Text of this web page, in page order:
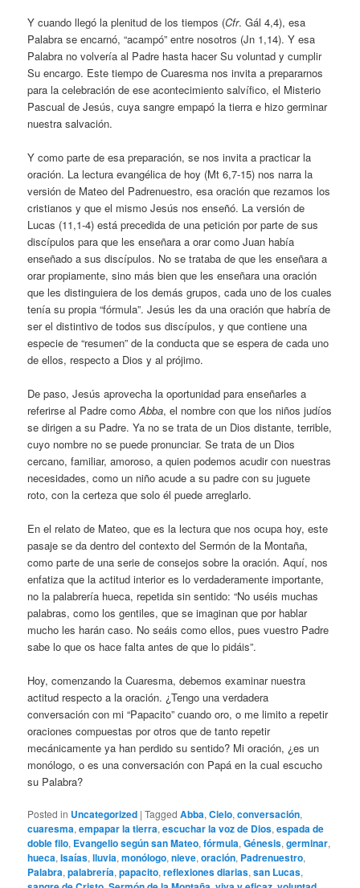
Y cuando llegó la plenitud de los tiempos (Cfr. Gál 4,4), esa
Palabra se encarnó, “acampó” entre nosotros (Jn 1,14). Y esa
Palabra no volvería al Padre hasta hacer Su voluntad y cumplir
Su encargo. Este tiempo de Cuaresma nos invita a prepararnos
para la celebración de ese acontecimiento salvífico, el Misterio
Pascual de Jesús, cuya sangre empapó la tierra e hizo germinar
nuestra salvación.
Y como parte de esa preparación, se nos invita a practicar la
oración. La lectura evangélica de hoy (Mt 6,7-15) nos narra la
versión de Mateo del Padrenuestro, esa oración que rezamos los
cristianos y que el mismo Jesús nos enseñó. La versión de
Lucas (11,1-4) está precedida de una petición por parte de sus
discípulos para que les enseñara a orar como Juan había
enseñado a sus discípulos. No se trataba de que les enseñara a
orar propiamente, sino más bien que les enseñara una oración
que les distinguiera de los demás grupos, cada uno de los cuales
tenía su propia “fórmula”. Jesús les da una oración que habría de
ser el distintivo de todos sus discípulos, y que contiene una
especie de “resumen” de la conducta que se espera de cada uno
de ellos, respecto a Dios y al prójimo.
De paso, Jesús aprovecha la oportunidad para enseñarles a
referirse al Padre comoAbba, el nombre con que los niños judíos
se dirigen a su Padre. Ya no se trata de un Dios distante, terrible,
cuyo nombre no se puede pronunciar. Se trata de un Dios
cercano, familiar, amoroso, a quien podemos acudir con nuestras
necesidades, como un niño acude a su padre con su juguete
roto, con la certeza que solo él puede arreglarlo.
En el relato de Mateo, que es la lectura que nos ocupa hoy, este
pasaje se da dentro del contexto del Sermón de la Montaña,
como parte de una serie de consejos sobre la oración. Aquí, nos
enfatiza que la actitud interior es lo verdaderamente importante,
no la palabrería hueca, repetida sin sentido: “No uséis muchas
palabras, como los gentiles, que se imaginan que por hablar
mucho les harán caso. No seáis como ellos, pues vuestro Padre
sabe lo que os hace falta antes de que lo pidáis”.
Hoy, comenzando la Cuaresma, debemos examinar nuestra
actitud respecto a la oración. ¿Tengo una verdadera
conversación con mi “Papacito” cuando oro, o me limito a repetir
oraciones compuestas por otros que de tanto repetir
mecánicamente ya han perdido su sentido? Mi oración, ¿es un
monólogo, o es una conversación con Papá en la cual escucho
su Palabra?
Posted in Uncategorized |Tagged Abba,Cielo,conversación,
cuaresma,empapar la tierra,escuchar la voz de Dios,espada de
doble filo, Evangelio según san Mateo,fórmula,Génesis,germinar,
hueca,Isaías,lluvia,monólogo,nieve,oración, Padrenuestro,
Palabra,palabrería,papacito,reflexiones diarias,san Lucas,